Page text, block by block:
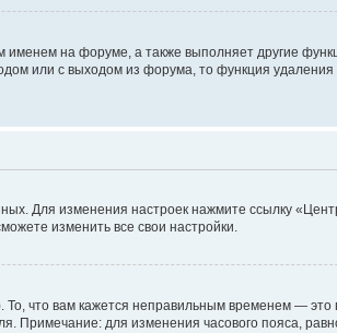
на форуме, а также выполняет другие
или с выходом из форума, то функция
Для изменения настроек нажмите ссылку
изменить все свои настройки.
что вам кажется неправильным временем — это
Примечание: для изменения часового пояса,